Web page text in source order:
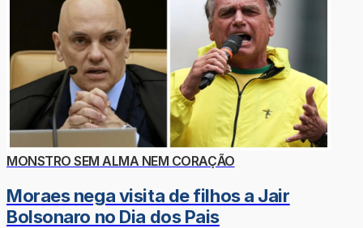
MONSTRO SEM ALMA NEM CORAÇÃO
Moraes nega visita de filhos a Jair
Bolsonaro no Dia dos Pais